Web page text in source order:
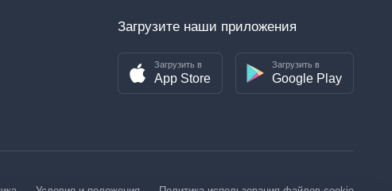
Загрузите наши приложения
Загрузить в
App Store
Загрузить в
Google Play